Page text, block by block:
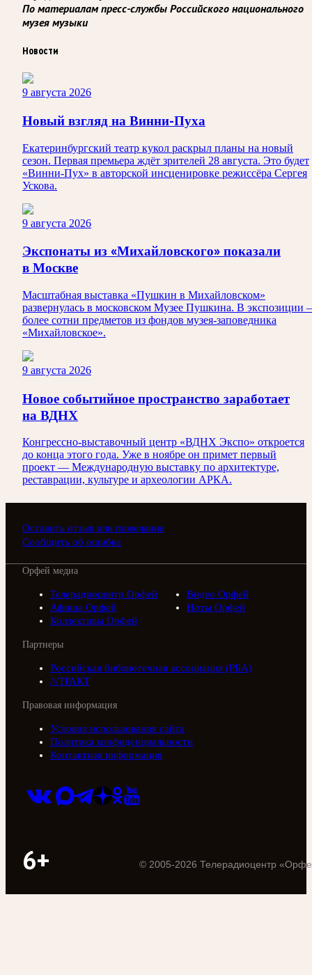
По материалам пресс-службы Российского национального
музея музыки
Новости
9 августа 2026
Новый взгляд на Винни-Пуха
Екатеринбургский театр кукол раскрыл планы на новый
сезон. Первая премьера ждёт зрителей 28 августа. Это будет
«Винни-Пух» в авторской инсценировке режиссёра Сергея
Ускова.
9 августа 2026
Экспонаты из «Михайловского» показали
в Москве
Масштабная выставка «Пушкин в Михайловском»
развернулась в московском Музее Пушкина. В экспозиции
более сотни предметов из фондов музея-заповедника
«Михайловское».
9 августа 2026
Новое событийное пространство заработает
на ВДНХ
Конгрессно-выставочный центр «ВДНХ Экспо» откроется
до конца этого года. Уже в ноябре он примет первый
проект — Международную выставку по архитектуре,
реставрации, культуре и археологии АРКА.
Оставить отзыв или пожелание
Сообщить об ошибке
Орфей медиа
Телерадиоцентр Орфей
Видео Орфей
Афиша Орфей
Ноты Орфей
Коллективы Орфей
Партнеры
Российская библиотечная ассоциация (РБА)
///ТРАКТ
Правовая информация
Условия использования сайта
Политика конфиденциальности
Контактная информация
6+ © 2005-2026 Телерадиоцентр